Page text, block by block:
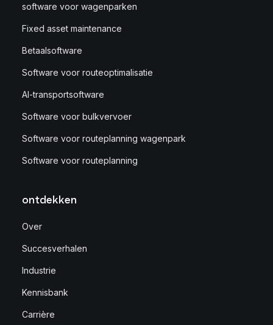
software voor wagenparken
Fixed asset maintenance
Betaalsoftware
Software voor routeoptimalisatie
AI-transportsoftware
Software voor bulkvervoer
Software voor routeplanning wagenpark
Software voor routeplanning
ontdekken
Over
Succesverhalen
Industrie
Kennisbank
Carrière